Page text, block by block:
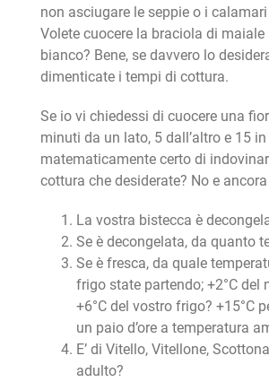
non asciugare le seppie o i
Volete cuocere la braciola di
bianco? Bene, se davvero lo
dimenticate i tempi di cottura.
Se io vi chiedessi di cuocere una
minuti da un lato, 5 dall’altro e 15 in
matematicamente certo di
cottura che desiderate? No e
La vostra bistecca è
Se è decongelata, da quanto
Se è fresca, da quale
frigo state partendo; +2°C del
+6°C del vostro frigo? +15°C
un paio d’ore a temperatura
E’ di Vitello, Vitellone,
adulto?